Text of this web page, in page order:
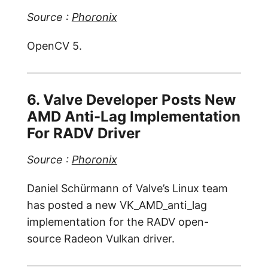
Source : Phoronix
OpenCV 5.
6. Valve Developer Posts New
AMD Anti-Lag Implementation
For RADV Driver
Source : Phoronix
Daniel Schürmann of Valve’s Linux team
has posted a new VK_AMD_anti_lag
implementation for the RADV open-
source Radeon Vulkan driver.